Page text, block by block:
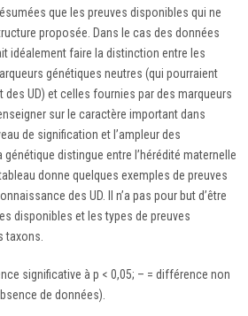
que les preuves disponibles qui ne
proposée. Dans le cas des données
idéalement faire la distinction entre les
génétiques neutres (qui pourraient
UD) et celles fournies par des marqueurs
sur le caractère important dans
de signification et l’ampleur des
distingue entre l’hérédité maternelle
donne quelques exemples de preuves
des UD. Il n’a pas pour but d’être
disponibles et les types de preuves
taxons.
significative à p < 0,05; – = différence non
de données).